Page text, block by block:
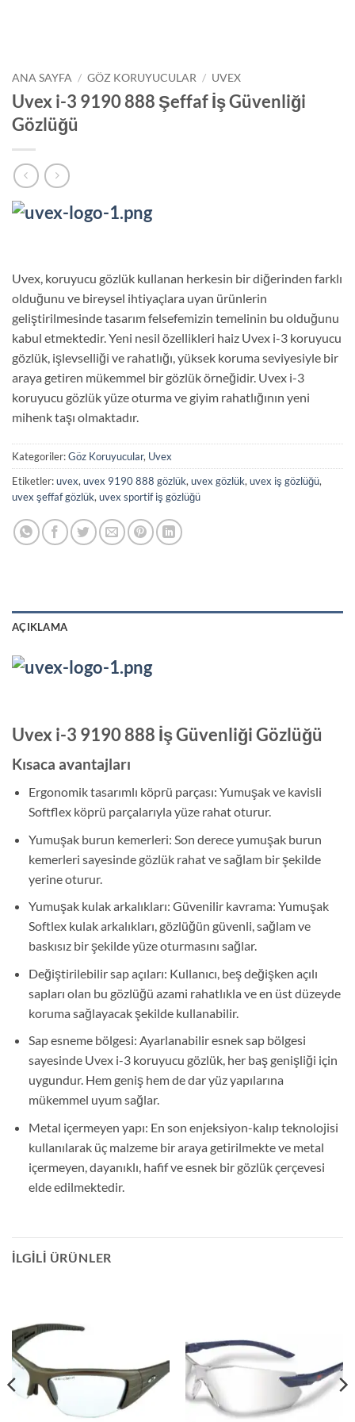
ANA SAYFA / GÖZ KORUYUCULAR / UVEX
Uvex i-3 9190 888 Şeffaf İş Güvenliği
Gözlüğü
Uvex, koruyucu gözlük kullanan herkesin bir diğerinden farklı
olduğunu ve bireysel ihtiyaçlara uyan ürünlerin
geliştirilmesinde tasarım felsefemizin temelinin bu olduğunu
kabul etmektedir. Yeni nesil özellikleri haiz Uvex i-3 koruyucu
gözlük, işlevselliği ve rahatlığı, yüksek koruma seviyesiyle bir
araya getiren mükemmel bir gözlük örneğidir. Uvex i-3
koruyucu gözlük yüze oturma ve giyim rahatlığının yeni
mihenk taşı olmaktadır.
Kategoriler:Göz Koruyucular, Uvex
Etiketler:uvex,uvex 9190 888 gözlük,uvex gözlük,uvex iş gözlüğü,
uvex şeffaf gözlük,uvex sportif iş gözlüğü
AÇIKLAMA
Uvex i-3 9190 888 İş Güvenliği Gözlüğü
Kısaca avantajları
Ergonomik tasarımlı köprü parçası: Yumuşak ve kavisli
Softflex köprü parçalarıyla yüze rahat oturur.
Yumuşak burun kemerleri: Son derece yumuşak burun
kemerleri sayesinde gözlük rahat ve sağlam bir şekilde
yerine oturur.
Yumuşak kulak arkalıkları: Güvenilir kavrama: Yumuşak
Softlex kulak arkalıkları, gözlüğün güvenli, sağlam ve
baskısız bir şekilde yüze oturmasını sağlar.
Değiştirilebilir sap açıları: Kullanıcı, beş değişken açılı
sapları olan bu gözlüğü azami rahatlıkla ve en üst düzeyde
koruma sağlayacak şekilde kullanabilir.
Sap esneme bölgesi: Ayarlanabilir esnek sap bölgesi
sayesinde Uvex i-3 koruyucu gözlük, her baş genişliği için
uygundur. Hem geniş hem de dar yüz yapılarına
mükemmel uyum sağlar.
Metal içermeyen yapı: En son enjeksiyon-kalıp teknolojisi
kullanılarak üç malzeme bir araya getirilmekte ve metal
içermeyen, dayanıklı, hafif ve esnek bir gözlük çerçevesi
elde edilmektedir.
İLGILI ÜRÜNLER